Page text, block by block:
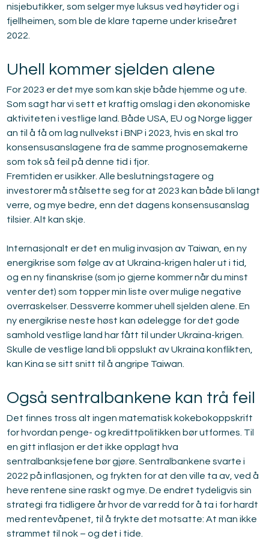
nisjebutikker, som selger mye luksus ved høytider og i
fjellheimen, som ble de klare taperne under kriseåret
2022.
Uhell kommer sjelden alene
For 2023 er det mye som kan skje både hjemme og ute.
Som sagt har vi sett et kraftig omslag i den økonomiske
aktiviteten i vestlige land. Både USA, EU og Norge ligger
an til å få om lag nullvekst i BNP i 2023, hvis en skal tro
konsensusanslagene fra de samme prognosemakerne
som tok så feil på denne tid i fjor.
Fremtiden er usikker. Alle beslutningstagere og
investorer må stålsette seg for at 2023 kan både bli langt
verre, og mye bedre, enn det dagens konsensusanslag
tilsier. Alt kan skje.
Internasjonalt er det en mulig invasjon av Taiwan, en ny
energikrise som følge av at Ukraina-krigen haler ut i tid,
og en ny finanskrise (som jo gjerne kommer når du minst
venter det) som topper min liste over mulige negative
overraskelser. Dessverre kommer uhell sjelden alene. En
ny energikrise neste høst kan ødelegge for det gode
samhold vestlige land har fått til under Ukraina-krigen.
Skulle de vestlige land bli oppslukt av Ukraina konflikten,
kan Kina se sitt snitt til å angripe Taiwan.
Også sentralbankene kan trå feil
Det finnes tross alt ingen matematisk kokebokoppskrift
for hvordan penge- og kredittpolitikken bør utformes. Til
en gitt inflasjon er det ikke opplagt hva
sentralbanksjefene bør gjøre. Sentralbankene svarte i
2022 på inflasjonen, og frykten for at den ville ta av, ved å
heve rentene sine raskt og mye. De endret tydeligvis sin
strategi fra tidligere år hvor de var redd for å ta i for hardt
med rentevåpenet, til å frykte det motsatte: At man ikke
strammet til nok – og det i tide.